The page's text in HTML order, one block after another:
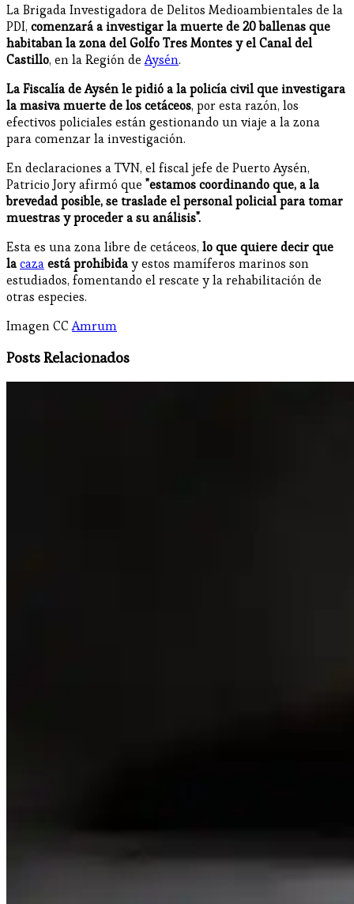
La Brigada Investigadora de Delitos Medioambientales de la
PDI, comenzará a investigar la muerte de 20 ballenas que
habitaban la zona del Golfo Tres Montes y el Canal del
Castillo, en la Región deAysén.
La Fiscalía de Aysén le pidió a la policía civil que investigara
la masiva muerte de los cetáceos, por esta razón, los
efectivos policiales están gestionando un viaje a la zona
para comenzar la investigación.
En declaraciones a TVN, el fiscal jefe de Puerto Aysén,
Patricio Jory afirmó que "estamos coordinando que, a la
brevedad posible, se traslade el personal policial para tomar
muestras y proceder a su análisis".
Esta es una zona libre de cetáceos, lo que quiere decir que
lacazaestá prohibiday estos mamíferos marinos son
estudiados, fomentando el rescate y la rehabilitación de
otras especies.
Imagen CCAmrum
Posts Relacionados